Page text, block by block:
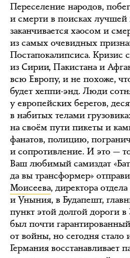
Переселение народов,
и смерти в поисках
заканчивается хаосом и
из самых очевидных
Постапокалипсиса. Кризис
из Сирии, Пакистана и
всю Европу, и не похоже,
будет хеппи-энд. Люди
у европейских берегов,
в набитых телами
на своём пути пикеты и
фанатов, полицию,
и сопротивление. И это —
Ваш любимый самиздат
да вы трансформер»
Моисеева, директора
и Уныния, в Будапешт,
пункт этой долгой дороги
был почти
от войны, но сегодня стало
Германия восстанавливает